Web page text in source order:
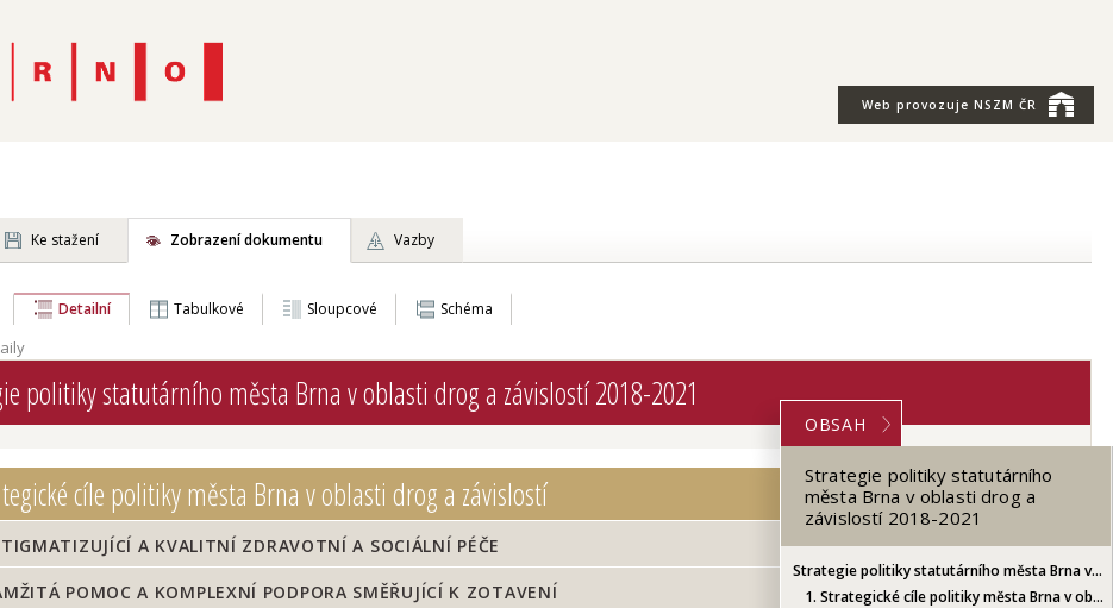
Web provozuje NSZM ČR
Ke stažení Zobrazení dokumentu Vazby
Detailní Tabulkové Sloupcové Schéma
OBSAH
Strategie politiky statutárního
města Brna v oblasti drog a
závislostí 2018-2021
Strategie politiky statutárního města Brna v oblasti drog a závislostí 2018-2021
1. Strategické cíle politiky města Brna v oblasti drog a závislostí
politiky statutárního města Brna v oblasti drog a závislostí 2018-2021
cíle politiky města Brna v oblasti drog a závislostí
A KVALITNÍ ZDRAVOTNÍ A SOCIÁLNÍ PÉČE
POMOC A KOMPLEXNÍ PODPORA SMĚŘUJÍCÍ K ZOTAVENÍ